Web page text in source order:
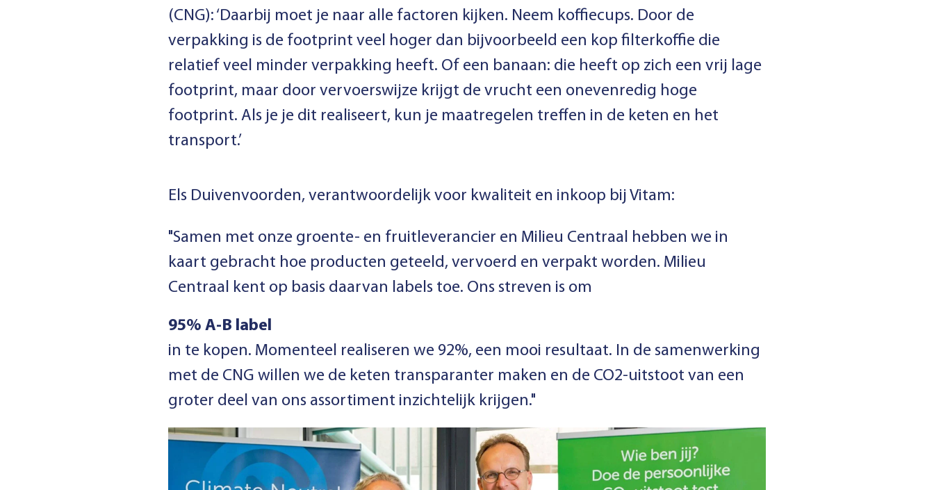
(CNG): ‘Daarbij moet je naar alle factoren kijken. Neem koffiecups. Door de
verpakking is de footprint veel hoger dan bijvoorbeeld een kop filterkoffie die
relatief veel minder verpakking heeft. Of een banaan: die heeft op zich een vrij lage
footprint, maar door vervoerswijze krijgt de vrucht een onevenredig hoge
footprint. Als je je dit realiseert, kun je maatregelen treffen in de keten en het
transport.’
Els Duivenvoorden, verantwoordelijk voor kwaliteit en inkoop bij Vitam:
"Samen met onze groente- en fruitleverancier en Milieu Centraal hebben we in
kaart gebracht hoe producten geteeld, vervoerd en verpakt worden. Milieu
Centraal kent op basis daarvan labels toe. Ons streven is om
95% A-B label
in te kopen. Momenteel realiseren we 92%, een mooi resultaat. In de samenwerking
met de CNG willen we de keten transparanter maken en de CO2-uitstoot van een
groter deel van ons assortiment inzichtelijk krijgen."